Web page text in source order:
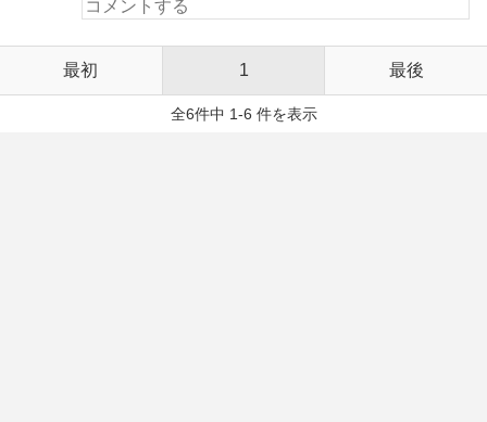
最初 1 最後
全6件中 1-6 件を表示